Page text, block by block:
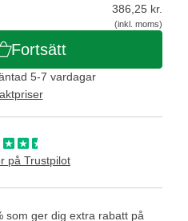
386,25 kr.
(inkl. moms)
Fortsätt
5-7 vardagar
på Trustpilot
som ger dig extra rabatt på